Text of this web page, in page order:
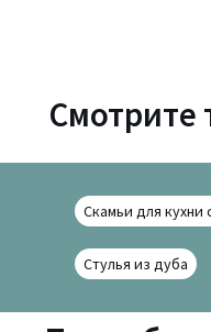
Смотрите
Скамьи для кухни
Стулья из дуба